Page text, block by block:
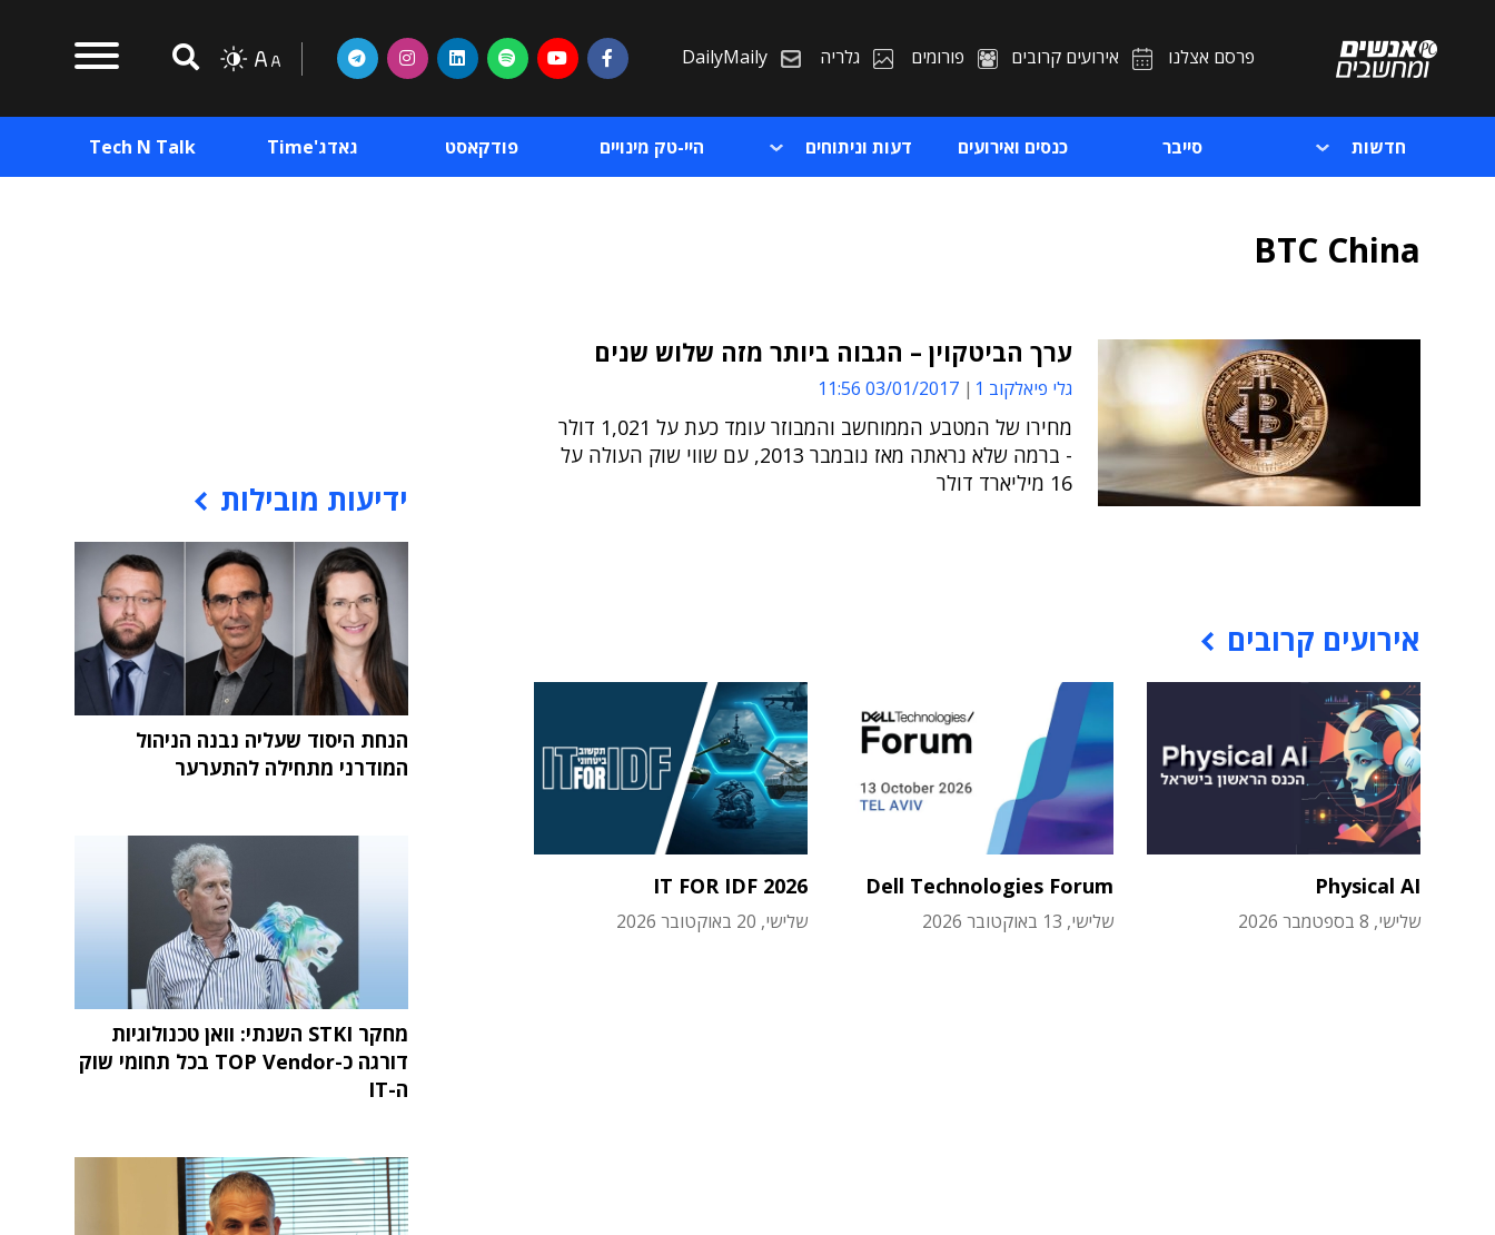
פרסם אצלנו אירועים קרובים פורומים גלריה DailyMaily
חדשות סייבר כנסים ואירועים דעות וניתוחים היי-טק מינויים פודקאסט גאדג'Time Tech N Talk
BTC China
ערך הביטקוין – הגבוה ביותר מזה שלוש שנים
גלי פיאלקוב 1 03/01/2017 11:56
מחירו של המטבע הממוחשב והמבוזר עומד כעת על 1,021 דולר
- ברמה שלא נראתה מאז נובמבר 2013, עם שווי שוק העולה על
16 מיליארד דולר
אירועים קרובים
Physical AI
שלישי, 8 בספטמבר 2026
Dell Technologies Forum
שלישי, 13 באוקטובר 2026
IT FOR IDF 2026
שלישי, 20 באוקטובר 2026
ידיעות מובילות
הנחת היסוד שעליה נבנה הניהול
המודרני מתחילה להתערער
מחקר STKI השנתי: וואן טכנולוגיות
דורגה כ-TOP Vendor בכל תחומי שוק
ה-IT